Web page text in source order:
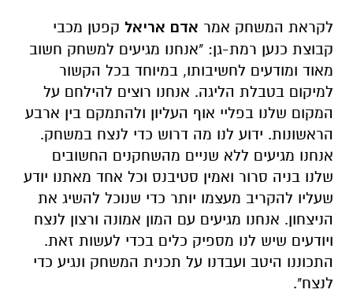
לקראת המשחק אמר אדם אריאל קפטן מכבי
קבוצת כנען רמת-גן: "אנחנו מגיעים למשחק חשוב
מאוד ומודעים לחשיבותו, במיוחד בכל הקשור
למיקום בטבלת הליגה. אנחנו רוצים להילחם על
המקום שלנו בפליי אוף העליון ולהתמקם בין ארבע
הראשונות. ידוע לנו מה דרוש כדי לנצח במשחק.
אנחנו מגיעים ללא שניים מהשחקנים החשובים
שלנו בניה סרור ואמין סטיבנס וכל אחד מאתנו יודע
שעליו להקריב מעצמו יותר כדי שנוכל להשיג את
הניצחון. אנחנו מגיעים עם המון אמונה ורצון לנצח
ויודעים שיש לנו מספיק כלים בכדי לעשות זאת.
התכוננו היטב ועבדנו על תכנית המשחק ונגיע כדי
לנצח".